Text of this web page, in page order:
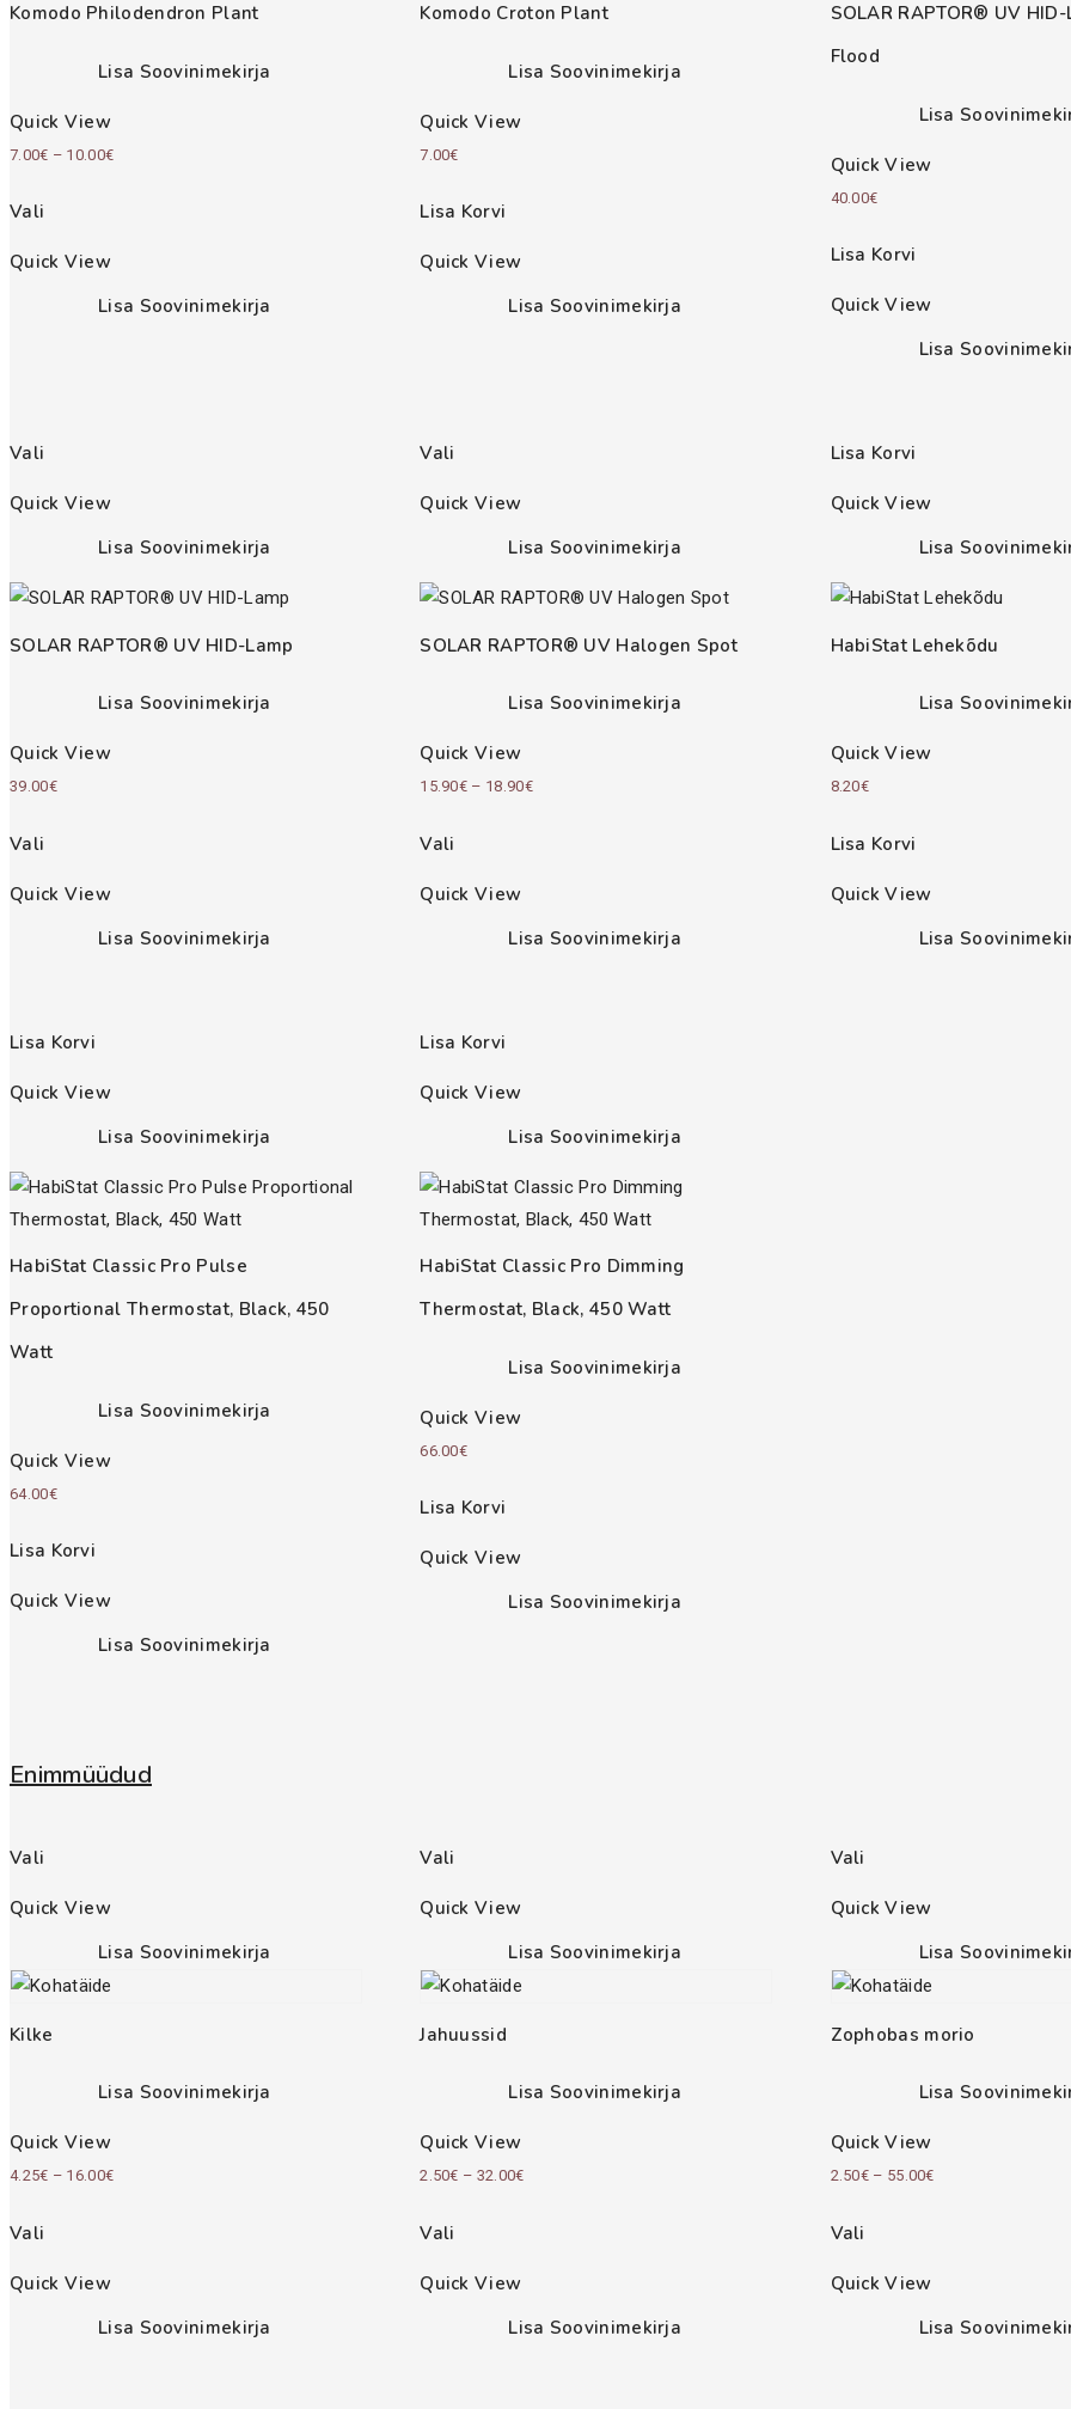
Komodo Philodendron Plant
Lisa Soovinimekirja
Quick View
7.00€ – 10.00€Price
Vali
Quick View
Lisa Soovinimekirja
Komodo Croton Plant
Lisa Soovinimekirja
Quick View
7.00€
Lisa Korvi
Quick View
Lisa Soovinimekirja
SOLAR RAPTOR® UV
Flood
Lisa
Quick View
40.00€
Lisa Korvi
Quick View
Lisa
Vali
Quick View
Lisa Soovinimekirja
SOLAR RAPTOR® UV HID-Lamp
Lisa Soovinimekirja
Quick View
39.00€
Vali
Quick View
Lisa Soovinimekirja
Vali
Quick View
Lisa Soovinimekirja
SOLAR RAPTOR® UV Halogen Spot
Lisa Soovinimekirja
Quick View
15.90€ – 18.90€Price
Vali
Quick View
Lisa Soovinimekirja
Lisa Korvi
Quick View
Lisa
HabiStat Lehekõdu
Lisa
Quick View
8.20€
Lisa Korvi
Quick View
Lisa
Lisa Korvi
Quick View
Lisa Soovinimekirja
HabiStat Classic Pro Pulse
Proportional Thermostat, Black, 450
Watt
Lisa Soovinimekirja
Quick View
64.00€
Lisa Korvi
Quick View
Lisa Soovinimekirja
Lisa Korvi
Quick View
Lisa Soovinimekirja
HabiStat Classic Pro Dimming
Thermostat, Black, 450 Watt
Lisa Soovinimekirja
Quick View
66.00€
Lisa Korvi
Quick View
Lisa Soovinimekirja
Enimmüüdud
Vali
Quick View
Lisa Soovinimekirja
Kilke
Lisa Soovinimekirja
Quick View
4.25€ – 16.00€Price
Vali
Quick View
Lisa Soovinimekirja
Vali
Quick View
Lisa Soovinimekirja
Jahuussid
Lisa Soovinimekirja
Quick View
2.50€ – 32.00€Price
Vali
Quick View
Lisa Soovinimekirja
Vali
Quick View
Lisa
Zophobas morio
Lisa
Quick View
2.50€ – 55.00€Price
Vali
Quick View
Lisa